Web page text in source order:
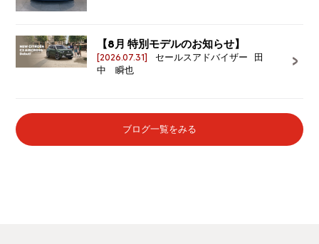
【8月 特別モデルのお知らせ】
[2026.07.31]
セールスアドバイザー 田
中 瞬也
ブログ一覧をみる